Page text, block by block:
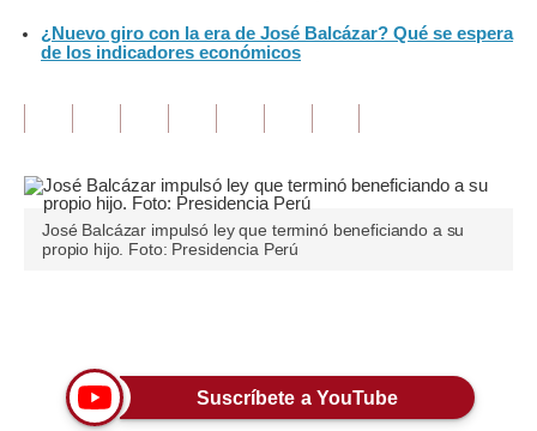
Finanzas Personales
Inmobiliarias
Opinión
Editorial
Tendencias
¿Nuevo giro con la era de José Balcázar? Qué se espera
de los indicadores económicos
José Balcázar impulsó ley que terminó beneficiando a su
propio hijo. Foto: Presidencia Perú
Suscríbete a YouTube